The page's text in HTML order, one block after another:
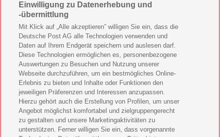
Wohnen & Garten Geschenkabo verschenken
Mein schönes Land Geschenkabo verschenken
Bild der Frau Geschenkabo verschenken
11 Freunde Geschenkabo verschenken
LEGO Ninjago Magazin Geschenkabo verschenken
Brigitte Geschenkabo verschenken
GEOlino Geschenkabo verschenken
Einwilligung zu Datenerhebung und
-übermittlung
Mit Klick auf „Alle akzeptieren” willigen Sie ein, dass die
Deutsche Post AG alle Technologien verwenden und
Daten auf Ihrem Endgerät speichern und auslesen darf.
Diese Technologien ermöglichen es, personenbezogene
Auswertungen zu Besuchen und Nutzung unserer
Webseite durchzuführen, um ein bestmögliches Online-
Erlebnis zu bieten und Inhalte oder Funktionen den
jeweiligen Präferenzen und Interessen anzupassen.
Hierzu gehört auch die Erstellung von Profilen, um unser
Angebot möglichst komfortabel und zielgruppengerecht
zu gestalten und unsere Marketingaktivitäten zu
unterstützen. Ferner willigen Sie ein, dass vorgenannte